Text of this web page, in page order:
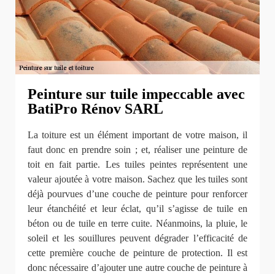
Peinture sur tuile impeccable avec
BatiPro Rénov SARL
La toiture est un élément important de votre maison, il
faut donc en prendre soin ; et, réaliser une peinture de
toit en fait partie. Les tuiles peintes représentent une
valeur ajoutée à votre maison. Sachez que les tuiles sont
déjà pourvues d’une couche de peinture pour renforcer
leur étanchéité et leur éclat, qu’il s’agisse de tuile en
béton ou de tuile en terre cuite. Néanmoins, la pluie, le
soleil et les souillures peuvent dégrader l’efficacité de
cette première couche de peinture de protection. Il est
donc nécessaire d’ajouter une autre couche de peinture à